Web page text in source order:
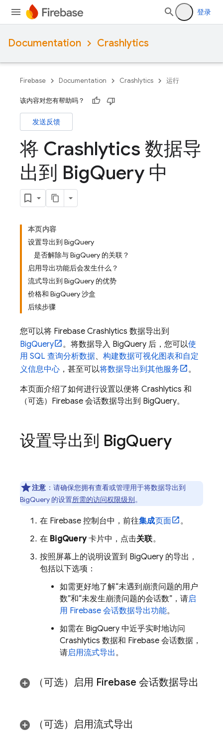
登录
Documentation Crashlytics
Firebase Documentation Crashlytics 运行
该内容对您有帮助吗？
发送反馈
将 Crashlytics 数据导
出到 BigQuery 中
本页内容
设置导出到 BigQuery
是否解除与 BigQuery 的关联？
启用导出功能后会发生什么？
流式导出到 BigQuery 的优势
价格和 BigQuery 沙盒
后续步骤
您可以将 Firebase Crashlytics 数据导出到
BigQuery
。将数据导入 BigQuery 后，您可以使
用 SQL 查询分析数据、 构建数据可视化图表和自定
义信息中心 ，甚至可以将数据导出到其他服务
。
本页面介绍了如何进行设置以便将 Crashlytics 和
（可选）Firebase 会话数据导出到 BigQuery。
设置导出到 BigQuery
注意 ：请确保您拥有查看或管理用于将数据导出到
BigQuery 的设置所需的访问权限级别。
在 Firebase 控制台中，前往集成页面
。
在 BigQuery卡片中，点击关联。
按照屏幕上的说明设置到 BigQuery 的导出，
包括以下选项：
如需更好地了解“未遇到崩溃问题的用户
数”和“未发生崩溃问题的会话数”，请启
用 Firebase 会话数据导出功能。
如需在 BigQuery 中近乎实时地访问
Crashlytics 数据和 Firebase 会话数据，
请启用流式导出。
（可选） 启用 Firebase 会话数据导出
（可选） 启用流式导出